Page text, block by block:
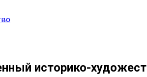
историко-